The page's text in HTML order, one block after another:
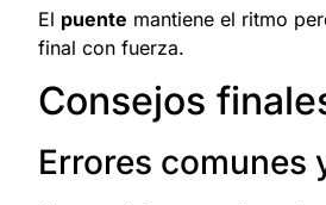
El puente mantiene el ritmo
final con fuerza.
Consejos
Errores comunes